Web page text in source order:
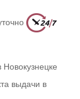
выдачи в